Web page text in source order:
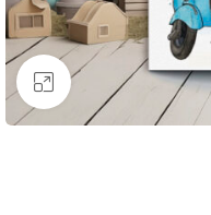
Κάντε κλικ για